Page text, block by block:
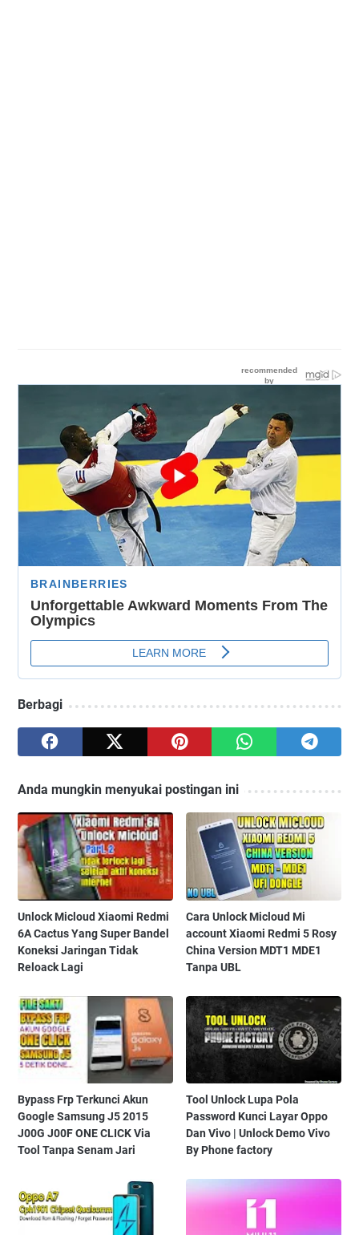
Berbagi
Anda mungkin menyukai postingan ini
Unlock Micloud Xiaomi Redmi
6A Cactus Yang Super Bandel
Koneksi Jaringan Tidak
Reloack Lagi
Cara Unlock Micloud Mi
account Xiaomi Redmi 5 Rosy
China Version MDT1 MDE1
Tanpa UBL
Bypass Frp Terkunci Akun
Google Samsung J5 2015
J00G J00F ONE CLICK Via
Tool Tanpa Senam Jari
Tool Unlock Lupa Pola
Password Kunci Layar Oppo
Dan Vivo | Unlock Demo Vivo
By Phone factory